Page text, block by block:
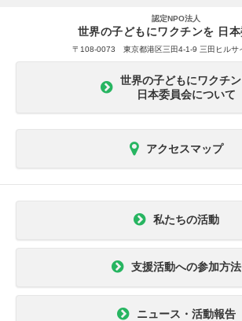
認定NPO法人
世界の子どもにワクチンを 日
〒108-0073 東京都港区三田4-1-9 三田ヒルサ
世界の子どもにワクチ
日本委員会について
アクセスマップ
私たちの活動
支援活動への参加方法
ニュース・活動報告